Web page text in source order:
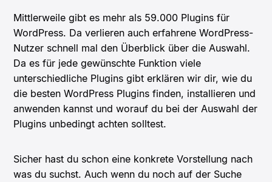
Mittlerweile gibt es mehr als 59.000 Plugins für
WordPress. Da verlieren auch erfahrene WordPress-
Nutzer schnell mal den Überblick über die Auswahl.
Da es für jede gewünschte Funktion viele
unterschiedliche Plugins gibt erklären wir dir, wie du
die besten WordPress Plugins finden, installieren und
anwenden kannst und worauf du bei der Auswahl der
Plugins unbedingt achten solltest.
Sicher hast du schon eine konkrete Vorstellung nach
was du suchst. Auch wenn du noch auf der Suche